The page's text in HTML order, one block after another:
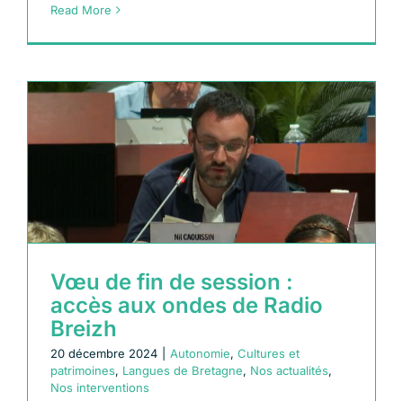
Read More
Vœu de fin de session :
accès aux ondes de Radio
Breizh
20 décembre 2024 Autonomie, Cultures et
patrimoines, Langues de Bretagne, Nos actualités,
Nos interventions